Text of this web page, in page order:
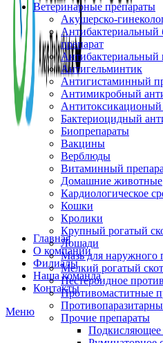
Главная
О компании
Филиалы
Наша команда
Контакты
Меню
Ветеринарные препараты
Акушерско-
Антибактериальный
препарат
Антибактериальный
Антигельминтик
Антигистаминный
Антимикробный
Антитоксикационый
Бактериоцидный
Биопрепараты
Вакцины
Верблюды
Витаминный
Домашние животные
Кардиологическое
Кошки
Кролики
Крупный рогатый
Лошади
Мазь для наружного
Мелкий рогатый скот
Нестероидное
Противомаститные
Прочие препараты
Подкисляющее